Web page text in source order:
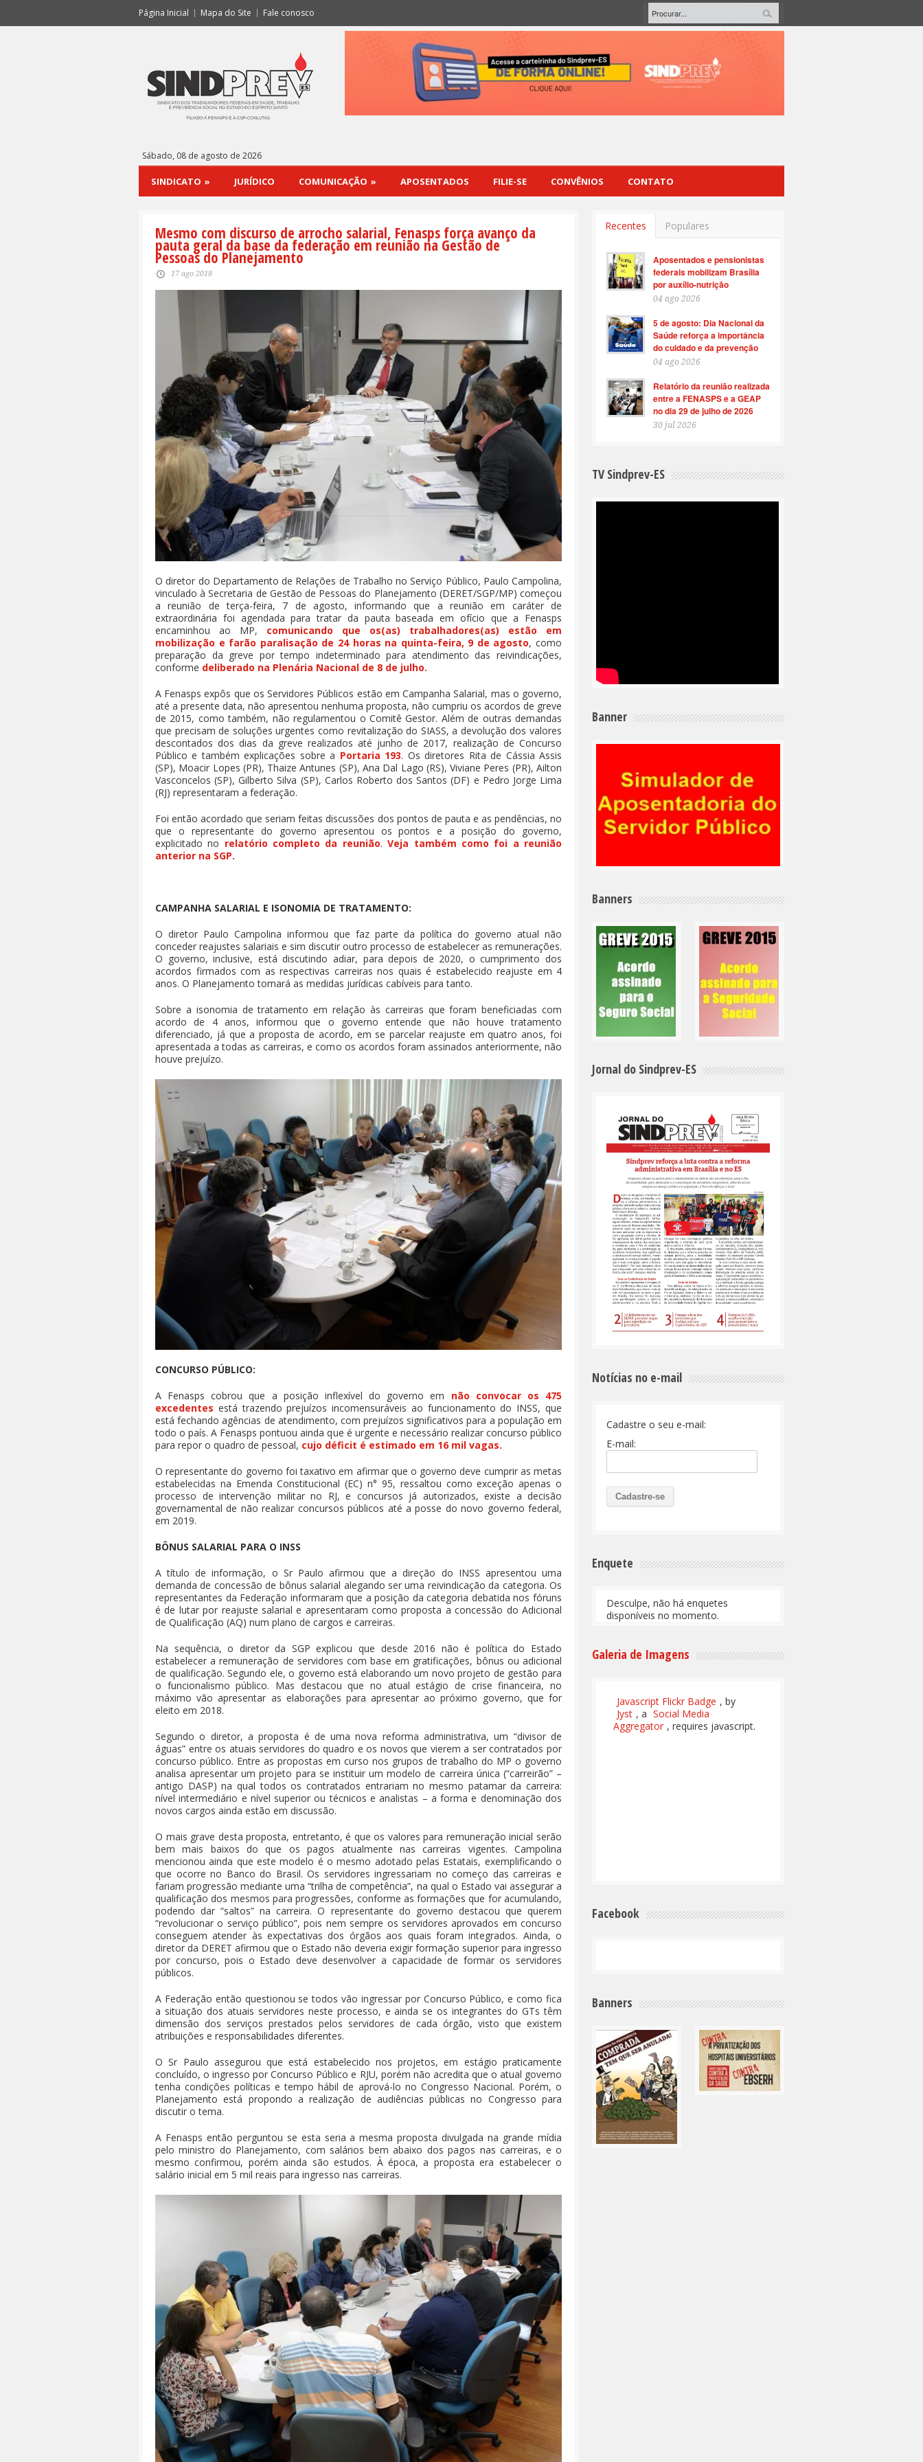
Página Inicial Mapa do Site Fale conosco
Sábado, 08 de agosto de 2026
SINDICATO » JURÍDICO COMUNICAÇÃO » APOSENTADOS FILIE-SE CONVÊNIOS CONTATO
Mesmo com discurso de arrocho salarial, Fenasps força avanço da
pauta geral da base da federação em reunião na Gestão de
Pessoas do Planejamento
17 ago 2018
O diretor do Departamento de Relações de Trabalho no Serviço Público, Paulo Campolina,
vinculado à Secretaria de Gestão de Pessoas do Planejamento (DERET/SGP/MP) começou
a reunião de terça-feira, 7 de agosto, informando que a reunião em caráter de
extraordinária foi agendada para tratar da pauta baseada em ofício que a Fenasps
encaminhou ao MP,
comunicando que os(as) trabalhadores(as) estão em
mobilização e farão paralisação de 24 horas na quinta-feira, 9 de agosto, como
preparação da greve por tempo indeterminado para atendimento das reivindicações,
conforme deliberado na Plenária Nacional de 8 de julho.
A Fenasps expôs que os Servidores Públicos estão em Campanha Salarial, mas o governo,
até a presente data, não apresentou nenhuma proposta, não cumpriu os acordos de greve
de 2015, como também, não regulamentou o Comitê Gestor. Além de outras demandas
que precisam de soluções urgentes como revitalização do SIASS, a devolução dos valores
descontados dos dias da greve realizados até junho de 2017, realização de Concurso
Público e também explicações sobre a Portaria 193. Os diretores Rita de Cássia Assis
(SP), Moacir Lopes (PR), Thaize Antunes (SP), Ana Dal Lago (RS), Viviane Peres (PR), Ailton
Vasconcelos (SP), Gilberto Silva (SP), Carlos Roberto dos Santos (DF) e Pedro Jorge Lima
(RJ) representaram a federação.
Foi então acordado que seriam feitas discussões dos pontos de pauta e as pendências, no
que o representante do governo apresentou os pontos e a posição do governo,
explicitado no relatório completo da reunião.Veja também como foi a reunião
anterior na SGP.
CAMPANHA SALARIAL E ISONOMIA DE TRATAMENTO:
O diretor Paulo Campolina informou que faz parte da política do governo atual não
conceder reajustes salariais e sim discutir outro processo de estabelecer as remunerações.
O governo, inclusive, está discutindo adiar, para depois de 2020, o cumprimento dos
acordos firmados com as respectivas carreiras nos quais é estabelecido reajuste em 4
anos. O Planejamento tomará as medidas jurídicas cabíveis para tanto.
Sobre a isonomia de tratamento em relação às carreiras que foram beneficiadas com
acordo de 4 anos, informou que o governo entende que não houve tratamento
diferenciado, já que a proposta de acordo, em se parcelar reajuste em quatro anos, foi
apresentada a todas as carreiras, e como os acordos foram assinados anteriormente, não
houve prejuízo.
CONCURSO PÚBLICO:
A Fenasps cobrou que a posição inflexível do governo em não convocar os 475
excedentes está trazendo prejuízos incomensuráveis ao funcionamento do INSS, que
está fechando agências de atendimento, com prejuízos significativos para a população em
todo o país. A Fenasps pontuou ainda que é urgente e necessário realizar concurso público
para repor o quadro de pessoal, cujo déficit é estimado em 16 mil vagas.
O representante do governo foi taxativo em afirmar que o governo deve cumprir as metas
estabelecidas na Emenda Constitucional (EC) n° 95, ressaltou como exceção apenas o
processo de intervenção militar no RJ, e concursos já autorizados, existe a decisão
governamental de não realizar concursos públicos até a posse do novo governo federal,
em 2019.
BÔNUS SALARIAL PARA O INSS
A título de informação, o Sr Paulo afirmou que a direção do INSS apresentou uma
demanda de concessão de bônus salarial alegando ser uma reivindicação da categoria. Os
representantes da Federação informaram que a posição da categoria debatida nos fóruns
é de lutar por reajuste salarial e apresentaram como proposta a concessão do Adicional
de Qualificação (AQ) num plano de cargos e carreiras.
Na sequência, o diretor da SGP explicou que desde 2016 não é política do Estado
estabelecer a remuneração de servidores com base em gratificações, bônus ou adicional
de qualificação. Segundo ele, o governo está elaborando um novo projeto de gestão para
o funcionalismo público. Mas destacou que no atual estágio de crise financeira, no
máximo vão apresentar as elaborações para apresentar ao próximo governo, que for
eleito em 2018.
Segundo o diretor, a proposta é de uma nova reforma administrativa, um “divisor de
águas” entre os atuais servidores do quadro e os novos que vierem a ser contratados por
concurso público. Entre as propostas em curso nos grupos de trabalho do MP o governo
analisa apresentar um projeto para se instituir um modelo de carreira única (“carreirão” –
antigo DASP) na qual todos os contratados entrariam no mesmo patamar da carreira:
nível intermediário e nível superior ou técnicos e analistas – a forma e denominação dos
novos cargos ainda estão em discussão.
O mais grave desta proposta, entretanto, é que os valores para remuneração inicial serão
bem mais baixos do que os pagos atualmente nas carreiras vigentes. Campolina
mencionou ainda que este modelo é o mesmo adotado pelas Estatais, exemplificando o
que ocorre no Banco do Brasil. Os servidores ingressariam no começo das carreiras e
fariam progressão mediante uma “trilha de competência”, na qual o Estado vai assegurar a
qualificação dos mesmos para progressões, conforme as formações que for acumulando,
podendo dar “saltos” na carreira. O representante do governo destacou que querem
“revolucionar o serviço público”, pois nem sempre os servidores aprovados em concurso
conseguem atender às expectativas dos órgãos aos quais foram integrados. Ainda, o
diretor da DERET afirmou que o Estado não deveria exigir formação superior para ingresso
por concurso, pois o Estado deve desenvolver a capacidade de formar os servidores
públicos.
A Federação então questionou se todos vão ingressar por Concurso Público, e como fica
a situação dos atuais servidores neste processo, e ainda se os integrantes do GTs têm
dimensão dos serviços prestados pelos servidores de cada órgão, visto que existem
atribuições e responsabilidades diferentes.
O Sr Paulo assegurou que está estabelecido nos projetos, em estágio praticamente
concluído, o ingresso por Concurso Público e RJU, porém não acredita que o atual governo
tenha condições políticas e tempo hábil de aprová-lo no Congresso Nacional. Porém, o
Planejamento está propondo a realização de audiências públicas no Congresso para
discutir o tema.
A Fenasps então perguntou se esta seria a mesma proposta divulgada na grande mídia
pelo ministro do Planejamento, com salários bem abaixo dos pagos nas carreiras, e o
mesmo confirmou, porém ainda são estudos. À época, a proposta era estabelecer o
salário inicial em 5 mil reais para ingresso nas carreiras.
Recentes Populares
Aposentados e pensionistas
federais mobilizam Brasília
por auxílio-nutrição
04 ago 2026
5 de agosto: Dia Nacional da
Saúde reforça a importância
do cuidado e da prevenção
04 ago 2026
Relatório da reunião realizada
entre a FENASPS e a GEAP
no dia 29 de julho de 2026
30 jul 2026
TV Sindprev-ES
Banner
Banners
Jornal do Sindprev-ES
Notícias no e-mail
Cadastre o seu e-mail:
E-mail:
Enquete
Desculpe, não há enquetes
disponíveis no momento.
Galeria de Imagens
Javascript Flickr Badge , by
Jyst , a Social Media
Aggregator , requires javascript.
Facebook
Banners